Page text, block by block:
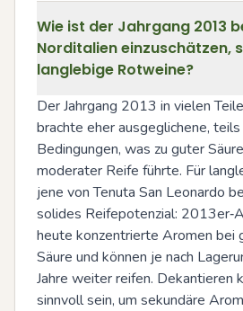
Wie ist der Jahrgang 2013
Norditalien einzuschätzen,
langlebige Rotweine?
Der Jahrgang 2013 in vielen
brachte eher ausgeglichene,
Bedingungen, was zu guter
moderater Reife führte. Für
jene von Tenuta San Leonardo
solides Reifepotenzial:
heute konzentrierte Aromen bei
Säure und können je nach
Jahre weiter reifen. Dekantieren
sinnvoll sein, um sekundäre